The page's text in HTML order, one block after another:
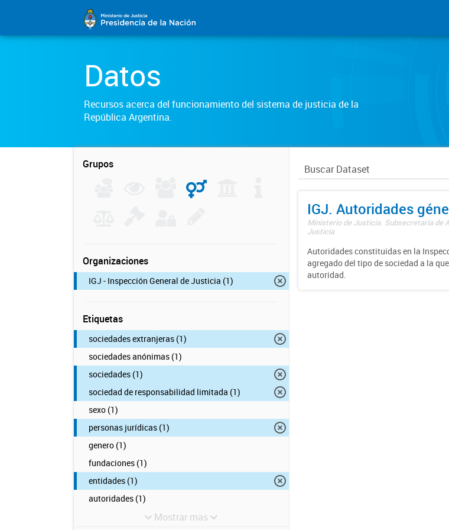
Datos
Recursos acerca del funcionamiento del sistema de justicia de la
República Argentina.
Grupos
Organizaciones
IGJ - Inspección General de Justicia (1)
Etiquetas
sociedades extranjeras (1)
sociedades anónimas (1)
sociedades (1)
sociedad de responsabilidad limitada (1)
sexo (1)
personas jurídicas (1)
genero (1)
fundaciones (1)
entidades (1)
autoridades (1)
Mostrar mas
IGJ. Autoridades
Ministerio de Justicia. Subsecretaría de
Justicia
Autoridades constituidas en la
agregado del tipo de sociedad a la
autoridad.